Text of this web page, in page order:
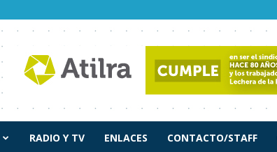
RADIO Y TV ENLACES CONTACTO/STAFF